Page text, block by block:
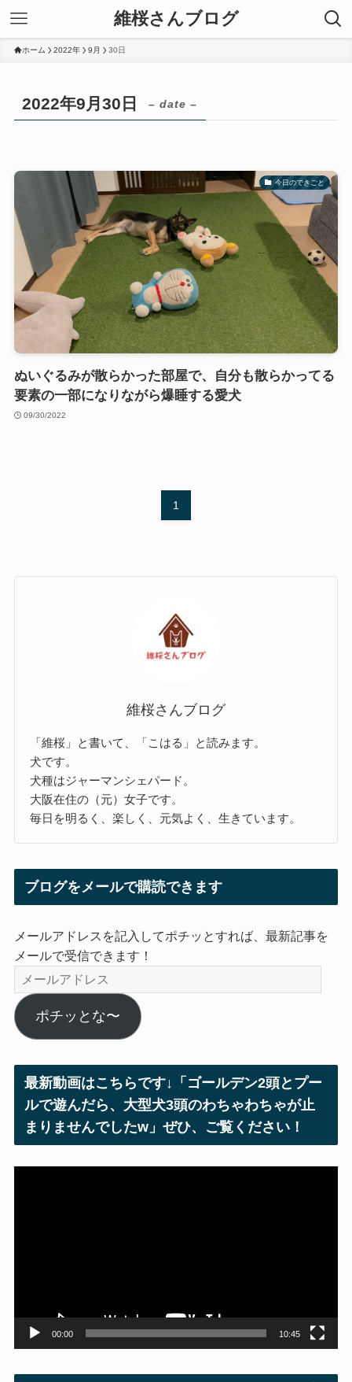
維桜さんブログ
ホーム 2022年 9月 30日
2022年9月30日 – date –
今日のできごと
ぬいぐるみが散らかった部屋で、自分も散らかってる
要素の一部になりながら爆睡する愛犬
09/30/2022
1
維桜さんブログ
「維桜」と書いて、「こはる」と読みます。
犬です。
犬種はジャーマンシェパード。
大阪在住の（元）女子です。
毎日を明るく、楽しく、元気よく、生きています。
ブログをメールで購読できます
メールアドレスを記入してポチッとすれば、最新記事を
メールで受信できます！
メ
ー
ル
ア
ス
ポチッとな〜
最新動画はこちらです↓「ゴールデン2頭とプー
ルで遊んだら、大型犬3頭のわちゃわちゃが止
まりませんでしたw」ぜひ、ご覧ください！
00:00 10:45